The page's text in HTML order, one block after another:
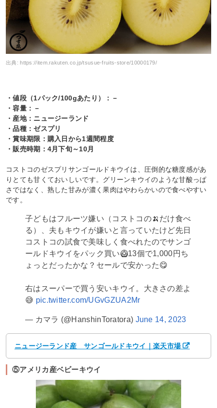
出典: https://item.rakuten.co.jp/tsusue-fruits-store/10000179/
・値段（1パック/100gあたり）：－
・容量：－
・産地：ニュージーランド
・品種：ゼスプリ
・賞味期限：購入日から1週間程度
・販売時期：4月下旬～10月
コストコのゼスプリサンゴールドキウイは、圧倒的な糖度感があ
りとても甘くておいしいです。グリーンキウイのような甘酸っぱ
さではなく、熟した甘みが濃く果肉はやわらかいので食べやすい
です。
子どもはフルーツ嫌い（コストコの🍌だけ食べ
る）、夫もキウイが嫌いと言っていたけど先日
コストコの試食で美味しく食べれたのでサンゴ
ールドキウイをパック買い🥝13個で1,000円ち
ょっとだったかな？セールで安かった😋
右はスーパーで買う安いキウイ。大きさの差よ
😅 pic.twitter.com/UGvGZUA2Mr
— カマラ (@HanshinToratora) June 14, 2023
ニュージーランド産 サンゴールドキウイ｜楽天市場
⑤アメリカ産ベビーキウイ